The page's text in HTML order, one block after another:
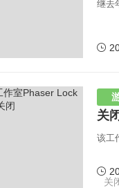
继去
关闭
该工
关